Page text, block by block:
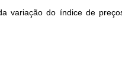
variação do índice de